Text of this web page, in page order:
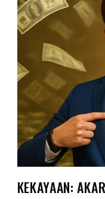
KEKAYAAN: